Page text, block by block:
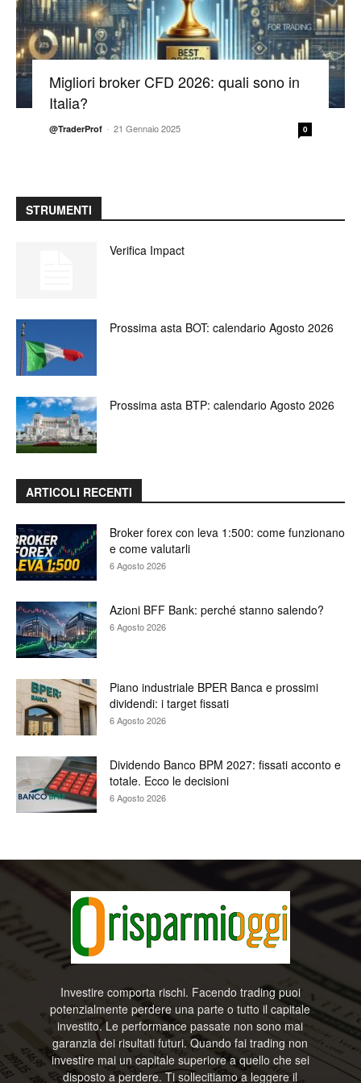
Migliori broker CFD 2026: quali sono in
Italia?
@TraderProf - 21 Gennaio 2025 0
STRUMENTI
Verifica Impact
Prossima asta BOT: calendario Agosto 2026
Prossima asta BTP: calendario Agosto 2026
ARTICOLI RECENTI
Broker forex con leva 1:500: come funzionano
e come valutarli
6 Agosto 2026
Azioni BFF Bank: perché stanno salendo?
6 Agosto 2026
Piano industriale BPER Banca e prossimi
dividendi: i target fissati
6 Agosto 2026
Dividendo Banco BPM 2027: fissati acconto e
totale. Ecco le decisioni
6 Agosto 2026
Investire comporta rischi. Facendo trading puoi
potenzialmente perdere una parte o tutto il capitale
investito. Le performance passate non sono mai
garanzia dei risultati futuri. Quando fai trading non
investire mai un capitale superiore a quello che sei
disposto a perdere. Ti sollecitiamo a leggere il